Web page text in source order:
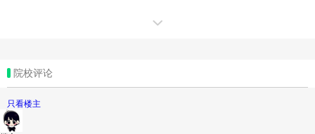
院校评论
只看楼主